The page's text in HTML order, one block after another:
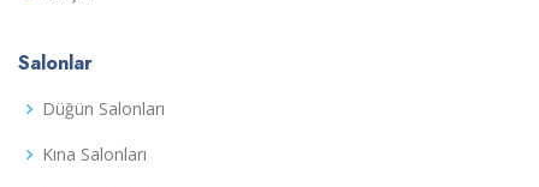
Salonlar
Düğün Salonları
Kına Salonları